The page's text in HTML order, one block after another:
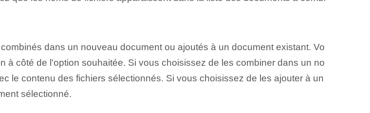
dans un nouveau document ou ajoutés à un document existant. Vo
à côté de l'option souhaitée. Si vous choisissez de les combiner dans un no
le contenu des fichiers sélectionnés. Si vous choisissez de les ajouter à un
sélectionné.